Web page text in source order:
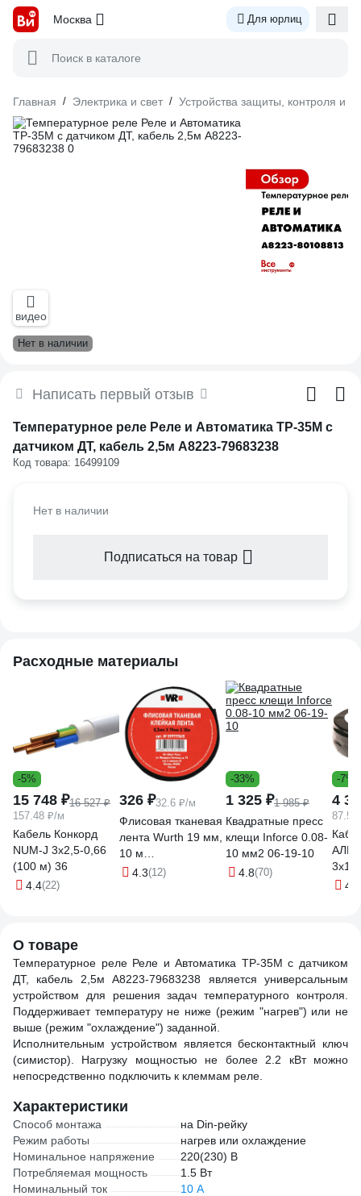
Москва Для юрлиц
Поиск в каталоге
Главная / Электрика и свет / Устройства защиты, контроля и
видео
Нет в наличии
Написать первый отзыв
Температурное реле Реле и Автоматика ТР-35М с
датчиком ДТ, кабель 2,5м A8223-79683238
Код товара: 16499109
Нет в наличии
Подписаться на товар
Расходные материалы
-5%
15 748 ₽16 527 ₽
157.48 ₽/м
Кабель Конкорд
NUM-J 3х2,5-0,66
(100 м) 36
4.4(22)
326 ₽32.6 ₽/м
Флисовая тканевая
лента Wurth 19 мм,
10 м
5997719615090 1
4.3(12)
-33%
1 325 ₽1 985 ₽
Квадратные пресс
клещи Inforce 0.08-
10 мм2 06-19-10
4.8(70)
-7%
4
м 4.7
О товаре
Температурное реле Реле и Автоматика ТР-35М с датчиком
ДТ, кабель 2,5м A8223-79683238 является универсальным
устройством для решения задач температурного контроля.
Поддерживает температуру не ниже (режим "нагрев") или не
выше (режим "охлаждение") заданной.
Исполнительным устройством является бесконтактный ключ
(симистор). Нагрузку мощностью не более 2.2 кВт можно
непосредственно подключить к клеммам реле.
Характеристики
Способ монтажа
на Din-рейку
Режим работы
нагрев или охлаждение
Номинальное напряжение
220(230) В
Потребляемая мощность
1.5 Вт
Номинальный ток
10 А